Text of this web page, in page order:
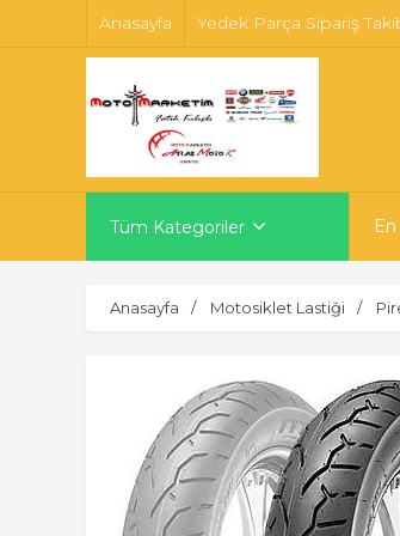
Anasayfa Yedek Parça Sipariş
Tüm Kategoriler
Anasayfa Motosiklet Lastiği